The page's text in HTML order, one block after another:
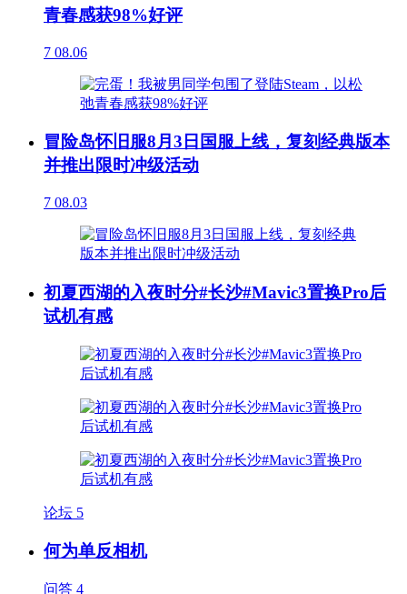
青春感获98%好评
7 08.06
冒险岛怀旧服8月3日国服上线，复刻经典版本
并推出限时冲级活动
7 08.03
初夏西湖的入夜时分#长沙#Mavic3置换Pro后
试机有感
论坛 5
何为单反相机
问答 4